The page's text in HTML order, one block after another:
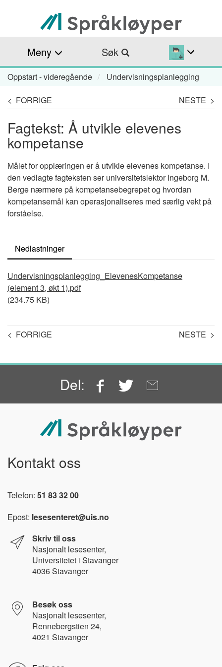
hovedinnhold
Meny Søk
Navigasjonssti
Oppstart - videregående Undervisningsplanlegging
< FORRIGE NESTE >
Fagtekst: Å utvikle elevenes
kompetanse
Målet for opplæringen er å utvikle elevenes kompetanse. I
den vedlagte fagteksten ser universitetslektor Ingeborg M.
Berge nærmere på kompetansebegrepet og hvordan
kompetansemål kan operasjonaliseres med særlig vekt på
forståelse.
Nedlastninger
Document
Undervisningsplanlegging_ElevenesKompetanse
(element 3, økt 1).pdf
(234.75 KB)
< FORRIGE NESTE >
Del: Facebook
Twitter
Kontakt oss
Telefon: 51 83 32 00
Epost: lesesenteret@uis.no
Skriv til oss
Nasjonalt lesesenter,
Universitetet i Stavanger
4036 Stavanger
Besøk oss
Nasjonalt lesesenter,
Rennebergstien 24,
4021 Stavanger